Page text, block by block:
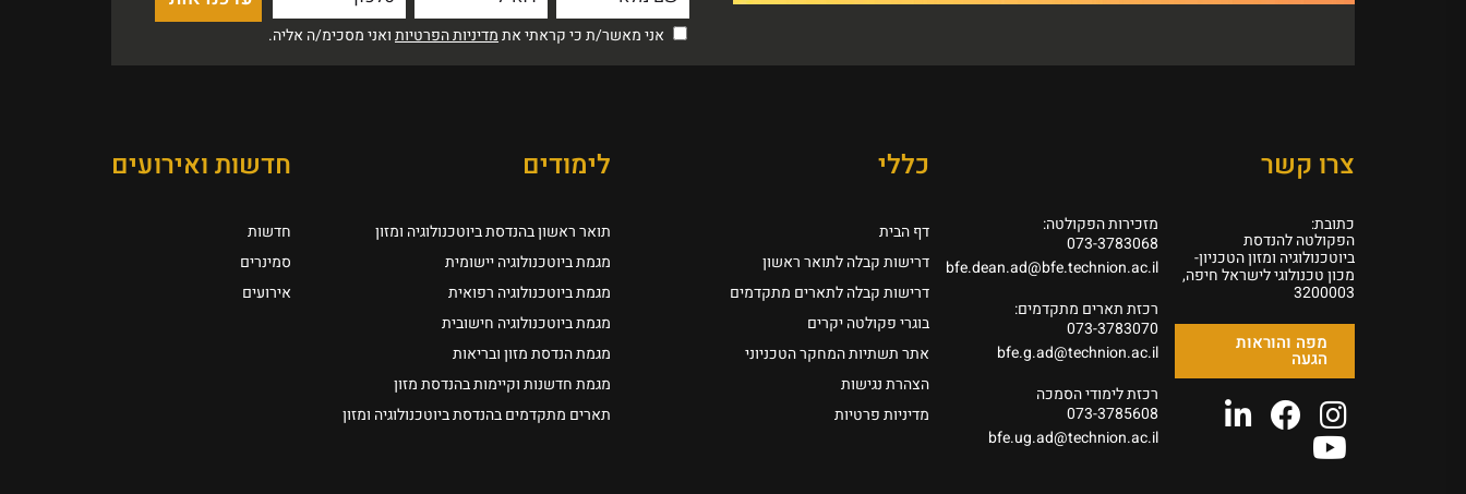
אני מאשר/ת כי קראתי את מדיניות הפרטיות ואני מסכימ/ה אליה.
צרו קשר
כתובת:
הפקולטה להנדסת
ביוטכנולוגיה ומזון הטכניון-
מכון טכנולוגי לישראל חיפה,
3200003
מפה והוראות
הגעה
מזכירות הפקולטה:
073-3783068
bfe.dean.ad@bfe.technion.ac.il
רכזת תארים מתקדמים:
073-3783070
bfe.g.ad@technion.ac.il
רכזת לימודי הסמכה
073-3785608
bfe.ug.ad@technion.ac.il
כללי
דף הבית
דרישות קבלה לתואר ראשון
דרישות קבלה לתארים מתקדמים
בוגרי פקולטה יקרים
אתר תשתיות המחקר הטכניוני
הצהרת נגישות
מדיניות פרטיות
לימודים
תואר ראשון בהנדסת ביוטכנולוגיה ומזון
מגמת ביוטכנולוגיה יישומית
מגמת ביוטכנולוגיה רפואית
מגמת ביוטכנולוגיה חישובית
מגמת הנדסת מזון ובריאות
מגמת חדשנות וקיימות בהנדסת מזון
תארים מתקדמים בהנדסת ביוטכנולוגיה ומזון
חדשות ואירועים
חדשות
סמינרים
אירועים